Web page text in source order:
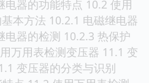
电器的功能特点 10.2 使用
本方法 10.2.1 电磁继电器
电器的检测 10.2.3 热保护
万用表检测变压器 11.1 变
变压器的分类与识别